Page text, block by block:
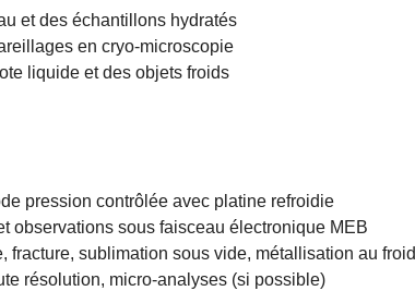
et des échantillons hydratés
en cryo-microscopie
liquide et des objets froids
pression contrôlée avec platine refroidie
observations sous faisceau électronique MEB
fracture, sublimation sous vide, métallisation au froid
résolution, micro-analyses (si possible)